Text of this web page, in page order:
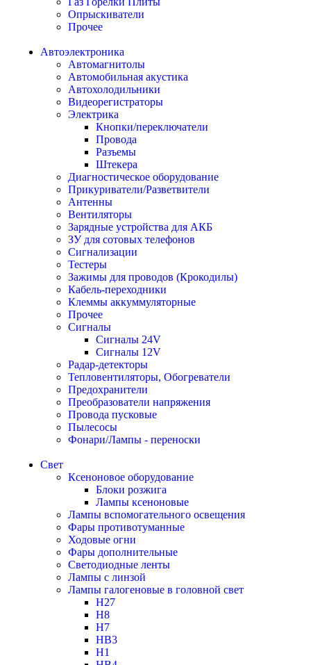
Опрыскиватели
Прочее
Автоэлектроника
Автомагнитолы
Автомобильная акустика
Автохолодильники
Видеорегистраторы
Электрика
Кнопки/переключатели
Провода
Разъемы
Штекера
Диагностическое оборудование
Прикуриватели/Разветвители
Антенны
Вентиляторы
Зарядные устройства для АКБ
ЗУ для сотовых телефонов
Сигнализации
Тестеры
Зажимы для проводов (Крокодилы)
Кабель-переходники
Клеммы аккуммуляторные
Прочее
Сигналы
Сигналы 24V
Сигналы 12V
Радар-детекторы
Тепловентиляторы, Обогреватели
Предохранители
Преобразователи напряжения
Провода пусковые
Пылесосы
Фонари/Лампы - переноски
Свет
Ксеноновое оборудование
Блоки розжига
Лампы ксеноновые
Лампы вспомогательного освещения
Фары противотуманные
Ходовые огни
Фары дополнительные
Светодиодные ленты
Лампы с линзой
Лампы галогеновые в головной свет
H27
H8
H7
HB3
H1